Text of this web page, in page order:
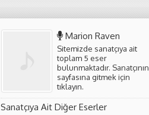
Marion Raven
Sitemizde sanatçıya ait
toplam 5 eser
bulunmaktadır. Sanatçının
sayfasına gitmek için
tıklayın.
Sanatçıya Ait Diğer Eserler